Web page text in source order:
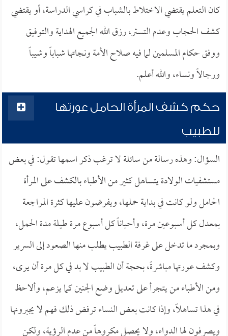
كان التعلم يقتضي الاختلاط بالشباب في كراسي الدراسة، أو يقتضي
كشف الحجاب وعدم التستر، رزق الله الجميع الهداية والتوفيق
ووفق حكام المسلمين لما فيه صلاح الأمة ونجاتها شباباً وشيباً
ورجالاً ونساء، والله أعلم.
حكم كشف المرأة الحامل عورتها
للطبيب
السؤال: وهذه رسالة من سائلة لا ترغب ذكر اسمها تقول: في بعض
مستشفيات الولادة يتساهل كثير من الأطباء بالكشف على المرأة
الحامل ولو كانت في بداية حملها، ويفرضون عليها كثرة المراجعة
بمعدل كل أسبوعين مرة، وأحياناً كل أسبوع مرة طيلة مدة الحمل،
وبمجرد ما تدخل على غرفة الطبيب يطلب منها الصعود إلى السرير
وكشف عورتها مباشرةً، بحجة أن الطبيب لا بد في كل مرة أن يرى،
ومن الأطباء من يتجرأ على تعديل وضع الجنين كما يزعم، وألاحظ
في هذا تساهلاً، وإذا كانت بعض النساء ترفض ذلك فهم لا يجبرونها
ويصرفون لها الدواء، ولا يحصل مكروهاً من عدم الرؤية، ولكن